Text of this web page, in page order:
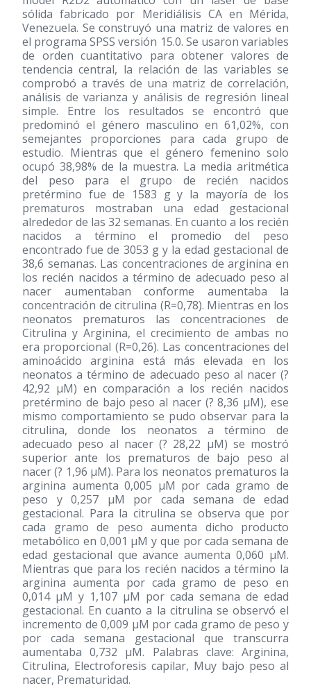
sólida fabricado por Meridiálisis CA en Mérida,
Venezuela. Se construyó una matriz de valores en
el programa SPSS versión 15.0. Se usaron variables
de orden cuantitativo para obtener valores de
tendencia central, la relación de las variables se
comprobó a través de una matriz de correlación,
análisis de varianza y análisis de regresión lineal
simple. Entre los resultados se encontró que
predominó el género masculino en 61,02%, con
semejantes proporciones para cada grupo de
estudio. Mientras que el género femenino solo
ocupó 38,98% de la muestra. La media aritmética
del peso para el grupo de recién nacidos
pretérmino fue de 1583 g y la mayoría de los
prematuros mostraban una edad gestacional
alrededor de las 32 semanas. En cuanto a los recién
nacidos a término el promedio del peso
encontrado fue de 3053 g y la edad gestacional de
38,6 semanas. Las concentraciones de arginina en
los recién nacidos a término de adecuado peso al
nacer aumentaban conforme aumentaba la
concentración de citrulina (R=0,78). Mientras en los
neonatos prematuros las concentraciones de
Citrulina y Arginina, el crecimiento de ambas no
era proporcional (R=0,26). Las concentraciones del
aminoácido arginina está más elevada en los
neonatos a término de adecuado peso al nacer (?
42,92 μM) en comparación a los recién nacidos
pretérmino de bajo peso al nacer (? 8,36 μM), ese
mismo comportamiento se pudo observar para la
citrulina, donde los neonatos a término de
adecuado peso al nacer (? 28,22 μM) se mostró
superior ante los prematuros de bajo peso al
nacer (? 1,96 μM). Para los neonatos prematuros la
arginina aumenta 0,005 μM por cada gramo de
peso y 0,257 μM por cada semana de edad
gestacional. Para la citrulina se observa que por
cada gramo de peso aumenta dicho producto
metabólico en 0,001 μM y que por cada semana de
edad gestacional que avance aumenta 0,060 μM.
Mientras que para los recién nacidos a término la
arginina aumenta por cada gramo de peso en
0,014 μM y 1,107 μM por cada semana de edad
gestacional. En cuanto a la citrulina se observó el
incremento de 0,009 μM por cada gramo de peso y
por cada semana gestacional que transcurra
aumentaba 0,732 μM. Palabras clave: Arginina,
Citrulina, Electroforesis capilar, Muy bajo peso al
nacer, Prematuridad.